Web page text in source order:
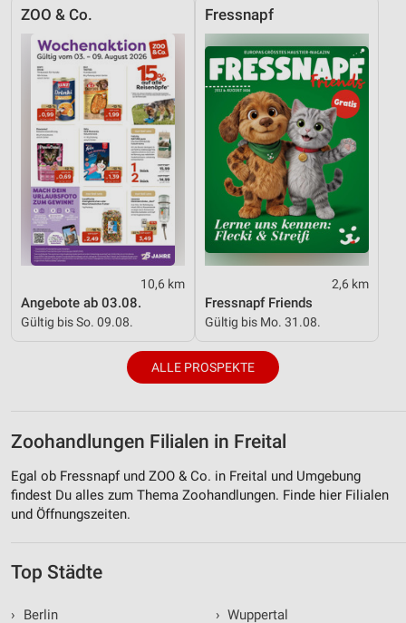
ZOO & Co.
10,6 km
Angebote ab 03.08.
Gültig bis So. 09.08.
Fressnapf
2,6 km
Fressnapf Friends
Gültig bis Mo. 31.08.
ALLE PROSPEKTE
Zoohandlungen Filialen in Freital
Egal ob Fressnapf und ZOO & Co. in Freital und Umgebung
findest Du alles zum Thema Zoohandlungen. Finde hier Filialen
und Öffnungszeiten.
Top Städte
›
Berlin
› Wuppertal